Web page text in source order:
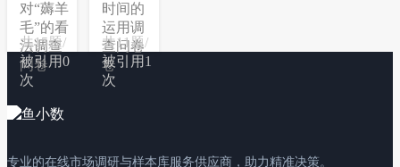
对“薅羊
毛”的看
法调查
问卷
共15题/
被引用0
次
时间的
运用调
查问卷
卷
共11题/
被引用1
次
专业的在线市场调研与样本库服务供应商，助力精准决策。